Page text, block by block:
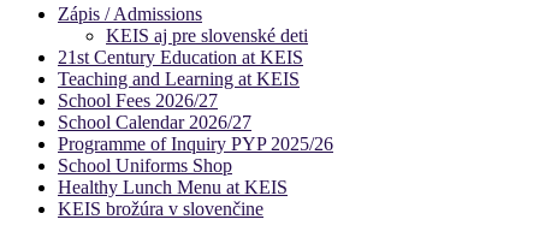
Zápis / Admissions
KEIS aj pre slovenské deti
21st Century Education at KEIS
Teaching and Learning at KEIS
School Fees 2026/27
School Calendar 2026/27
Programme of Inquiry PYP 2025/26
School Uniforms Shop
Healthy Lunch Menu at KEIS
KEIS brožúra v slovenčine